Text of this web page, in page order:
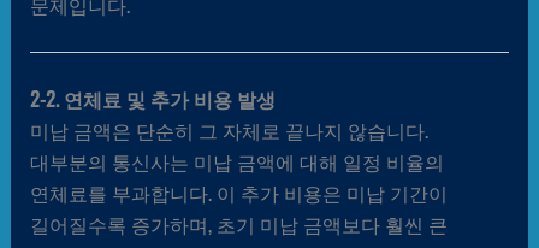
2-2. 연체료 및 추가 비용 발생
미납 금액은 단순히 그 자체로 끝나지 않습니다.
대부분의 통신사는 미납 금액에 대해 일정 비율의
연체료를 부과합니다. 이 추가 비용은 미납 기간이
길어질수록 증가하며, 초기 미납 금액보다 훨씬 큰